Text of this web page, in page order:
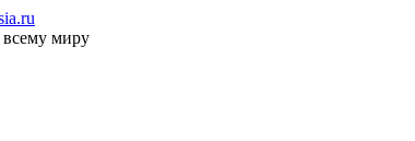
всему миру